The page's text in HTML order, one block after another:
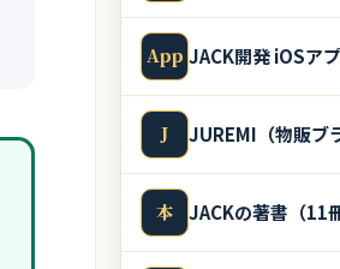
App JACK開発 iOSア
J JUREMI（物販ブ
本 JACKの著書（11冊